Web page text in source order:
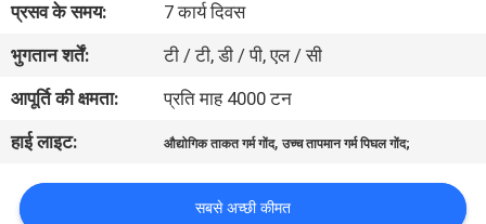
हमसे
संपर्क
करें
प्रसव के समय:
7 कार्य दिवस
भुगतान शर्तें:
टी / टी, डी / पी, एल / सी
आपूर्ति की क्षमता:
प्रति माह 4000 टन
हाई लाइट:
औद्योगिक ताकत गर्म गोंद,उच्च तापमान गर्म पिघल गोंद;
सबसे अच्छी कीमत